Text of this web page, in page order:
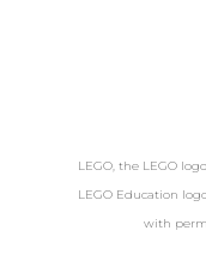
LEGO, the LEGO
LEGO Education
with